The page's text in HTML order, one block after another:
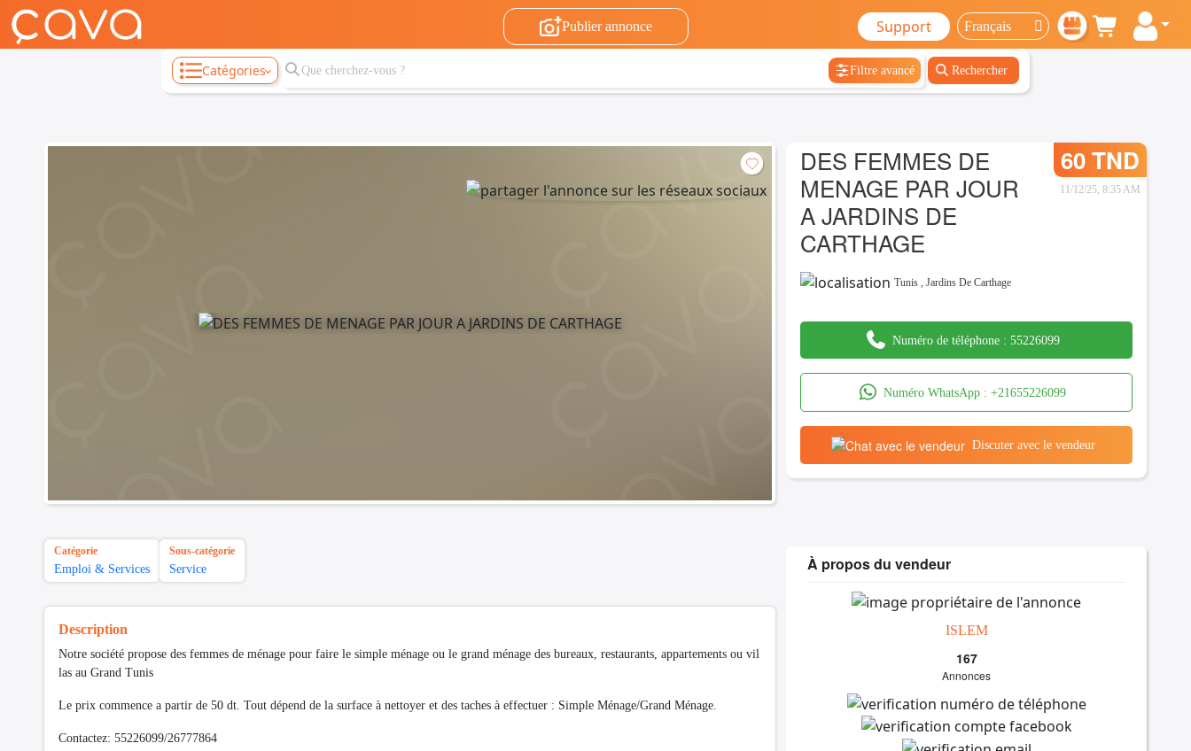
Publier annonce Support
Catégories Filtre avancé Rechercher
DES FEMMES DE
MENAGE PAR JOUR
A JARDINS DE
CARTHAGE
60 TND
11/12/25, 8:35 AM
Tunis ,Jardins De Carthage
Numéro de téléphone : 55226099
Numéro WhatsApp : +21655226099
Discuter avec le vendeur
Catégorie
Emploi & Services
Sous-catégorie
Service
Description
Notre société propose des femmes de ménage pour faire le simple ménage ou le grand ménage des bureaux, restaurants, appartements ou vil
las au Grand Tunis
Le prix commence a partir de 50 dt. Tout dépend de la surface à nettoyer et des taches à effectuer : Simple Ménage/Grand Ménage.
Contactez: 55226099/26777864
À propos du vendeur
ISLEM
167
Annonces